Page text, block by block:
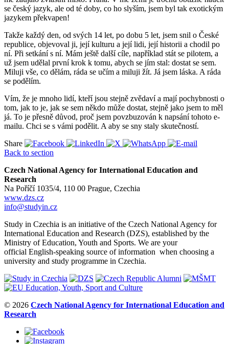
se český jazyk, ale od té doby, co ho slyším, jsem byl tak exotickým
jazykem překvapen!
Takže každý den, od svých 14 let, po dobu 5 let, jsem snil o České
republice, objevoval ji, její kulturu a její lidi, její historii a chodil po
ní. Při setkání s ní. Mám ještě další cíle, například stát se pilotem, a
už jsem udělal první krok k tomu, abych se jím stal: dostat se sem.
Miluji vše, co dělám, ráda se učím a miluji žít. Já jsem láska. A ráda
se podělím.
Vím, že je mnoho lidí, kteří jsou stejně zvědaví a mají pochybnosti o
tom, jak to je, jak se sem někdo může dostat, stejně jako jsem to měl
já. To je přesně důvod, proč jsem povzbuzován k napsání tohoto e-
mailu. Chci se s vámi podělit. A aby se sny staly skutečností.
Share
Back to section
Czech National Agency for International Education and
Research
Na Poříčí 1035/4, 110 00 Prague, Czechia
www.dzs.cz
info@studyin.cz
Study in Czechia is an initiative of the Czech National Agency for
International Education and Research (DZS), established by the
Ministry of Education, Youth and Sports. We are your
official English-speaking source of information when choosing a
university and study programme in Czechia.
© 2026 Czech National Agency for International Education and
Research